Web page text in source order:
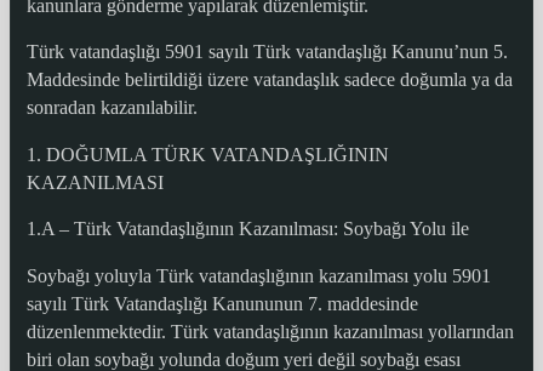
kanunlara gönderme yapılarak düzenlemiştir.
Türk vatandaşlığı 5901 sayılı Türk vatandaşlığı Kanunu’nun 5.
Maddesinde belirtildiği üzere vatandaşlık sadece doğumla ya da
sonradan kazanılabilir.
1. DOĞUMLA TÜRK VATANDAŞLIĞININ
KAZANILMASI
1.A – Türk Vatandaşlığının Kazanılması: Soybağı Yolu ile
Soybağı yoluyla Türk vatandaşlığının kazanılması yolu 5901
sayılı Türk Vatandaşlığı Kanununun 7. maddesinde
düzenlenmektedir. Türk vatandaşlığının kazanılması yollarından
biri olan soybağı yolunda doğum yeri değil soybağı esası